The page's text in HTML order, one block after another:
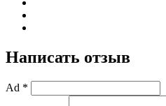
Написать отзыв
Ad *